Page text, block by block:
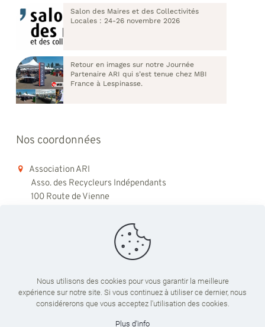
Salon des Maires et des Collectivités
Locales : 24-26 novembre 2026
Retour en images sur notre Journée
Partenaire ARI qui s’est tenue chez MBI
France à Lespinasse.
Nos coordonnées
Association ARI
Asso. des Recycleurs Indépendants
100 Route de Vienne
Du lundi au vendredi
09:00 - 18:00
Nous utilisons des cookies pour vous garantir la meilleure
expérience sur notre site. Si vous continuez à utiliser ce dernier, nous
considérerons que vous acceptez l'utilisation des cookies.
Plus d'info